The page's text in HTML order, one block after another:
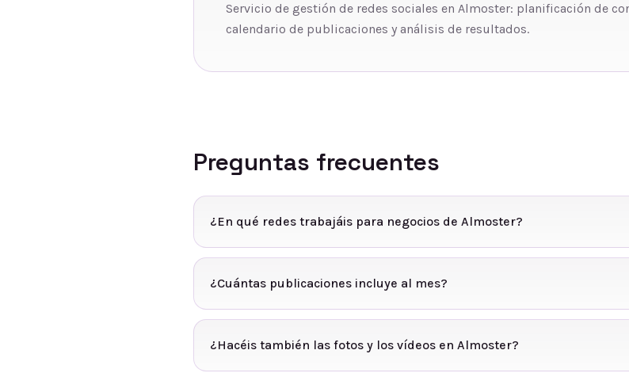
Servicio de gestión de redes sociales en Almoster: planificación de
calendario de publicaciones y análisis de resultados.
Preguntas frecuentes
¿En qué redes trabajáis para negocios de Almoster?
¿Cuántas publicaciones incluye al mes?
¿Hacéis también las fotos y los vídeos en Almoster?